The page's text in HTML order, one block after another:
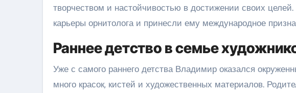
творчеством и настойчивостью в достижении своих
карьеры орнитолога и принесли ему международное
Раннее детство в семье
Уже с самого раннего детства Владимир оказался
много красок, кистей и художественных материалов.